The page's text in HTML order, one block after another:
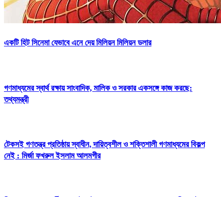
একটি হিট সিনেমা যেভাবে এনে দেয় মিলিয়ন মিলিয়ন ডলার
গণমাধ্যমের স্বার্থ রক্ষায় সাংবাদিক, মালিক ও সরকার একসঙ্গে কাজ করছে:
তথ্যমন্ত্রী
টেকসই গণতন্ত্র প্রতিষ্ঠায় স্বাধীন, দায়িত্বশীল ও শক্তিশালী গণমাধ্যমের বিকল্প
নেই : মির্জা ফখরুল ইসলাম আলমগীর